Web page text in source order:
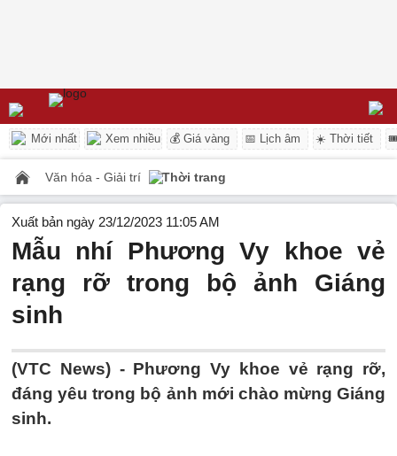
Mới nhất Xem nhiều 💰 Giá vàng 📅 Lịch âm ☀️ Thời tiết
Văn hóa - Giải trí Thời trang
Xuất bản ngày 23/12/2023 11:05 AM
Mẫu nhí Phương Vy khoe vẻ
rạng rỡ trong bộ ảnh Giáng
sinh
(VTC News) - Phương Vy khoe vẻ rạng rỡ,
đáng yêu trong bộ ảnh mới chào mừng Giáng
sinh.